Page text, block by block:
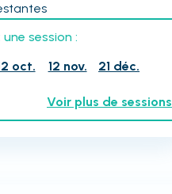
session :
oct. 12 nov. 21 déc.
Voir plus de sessions